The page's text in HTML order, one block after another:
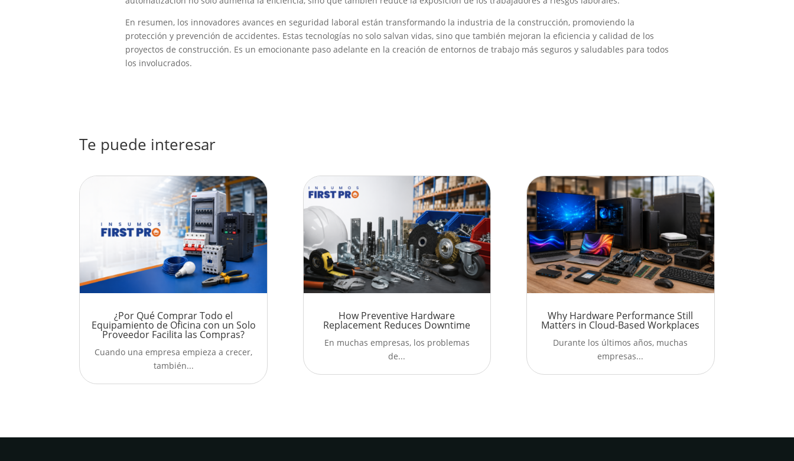
En resumen, los innovadores avances en seguridad laboral están transformando la industria de la construcción, promoviendo la
protección y prevención de accidentes. Estas tecnologías no solo salvan vidas, sino que también mejoran la eficiencia y calidad de los
proyectos de construcción. Es un emocionante paso adelante en la creación de entornos de trabajo más seguros y saludables para todos
los involucrados.
Te puede interesar
¿Por Qué Comprar Todo el
Equipamiento de Oficina con un Solo
Proveedor Facilita las Compras?
Cuando una empresa empieza a crecer,
también...
How Preventive Hardware
Replacement Reduces Downtime
En muchas empresas, los problemas
de...
Why Hardware Performance Still
Matters in Cloud-Based Workplaces
Durante los últimos años, muchas
empresas...